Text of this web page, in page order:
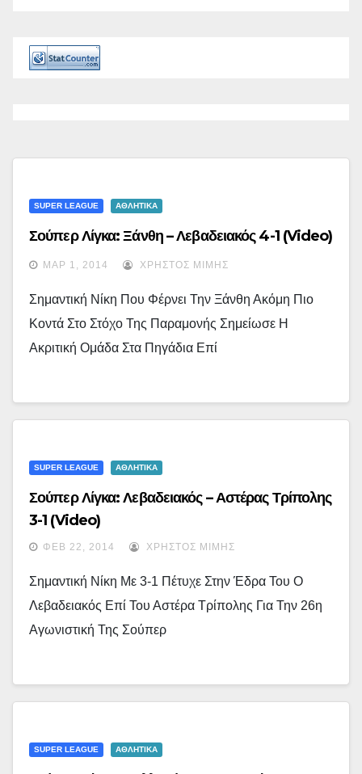
SUPER LEAGUE ΑΘΛΗΤΙΚΑ
Σούπερ Λίγκα: Ξάνθη – Λεβαδειακός 4-1 (video)
ΜΑΡ 1, 2014 ΧΡΉΣΤΟΣ ΜΊΜΗΣ
Σημαντική Νίκη Που Φέρνει Την Ξάνθη Ακόμη Πιο
Κοντά Στο Στόχο Της Παραμονής Σημείωσε Η
Ακριτική Ομάδα Στα Πηγάδια Επί
SUPER LEAGUE ΑΘΛΗΤΙΚΑ
Σούπερ Λίγκα: Λεβαδειακός – Αστέρας Τρίπολης
3-1 (video)
ΦΕΒ 22, 2014 ΧΡΉΣΤΟΣ ΜΊΜΗΣ
Σημαντική Νίκη Με 3-1 Πέτυχε Στην Έδρα Του Ο
Λεβαδειακός Επί Του Αστέρα Τρίπολης Για Την 26η
Αγωνιστική Της Σούπερ
SUPER LEAGUE ΑΘΛΗΤΙΚΑ